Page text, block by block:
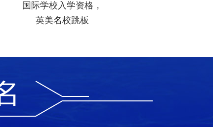
国际学校入学资格，
英美名校跳板